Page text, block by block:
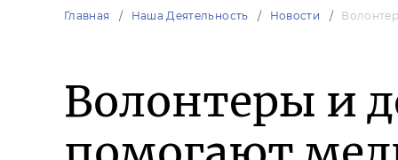
Главная Наша Деятельность Новости
Волонтеры и